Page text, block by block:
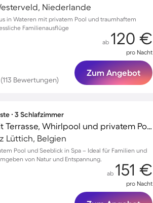
Niederlande
in Wateren mit privatem Pool und traumhaftem
Familienausflüge
(113 Bewertungen)
ab 120 €
pro Nacht
Zum Angebot
∙ 3 Schlafzimmer
Ferienhaus mit Terrasse, Whirlpool und privatem Pool | Seeblick
Lüttich, Belgien
Pool und Seeblick in Spa – Ideal für Familien und
von Natur und Entspannung.
ab 151 €
pro Nacht